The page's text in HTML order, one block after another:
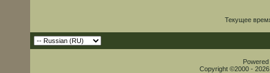
Текущее
Copyright ©2000 -